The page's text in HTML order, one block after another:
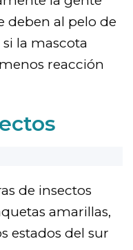
deben al pelo de
la mascota
reacción
de insectos
amarillas,
estados del sur